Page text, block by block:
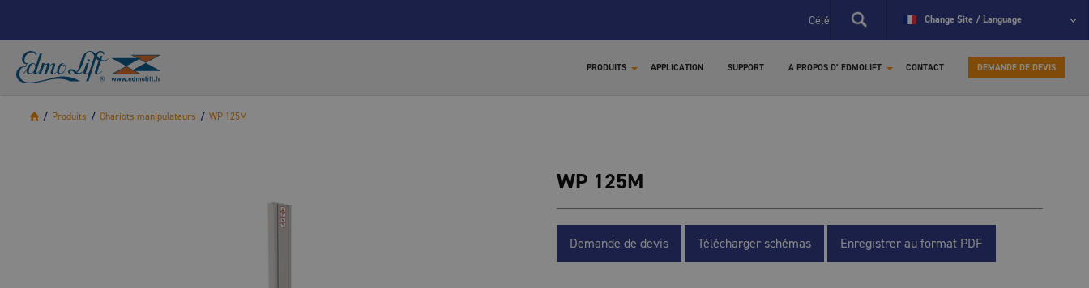
Change Site / Language
Célébration du 60e anniversaire d'EdmoLift. La première
PRODUITS APPLICATION SUPPORT A PROPOS D’ EDMOLIFT CONTACT DEMANDE DE DEVIS
/ Produits / Chariots manipulateurs / WP 125M
WP 125M
Demande de devis Télécharger schémas Enregistrer au format PDF